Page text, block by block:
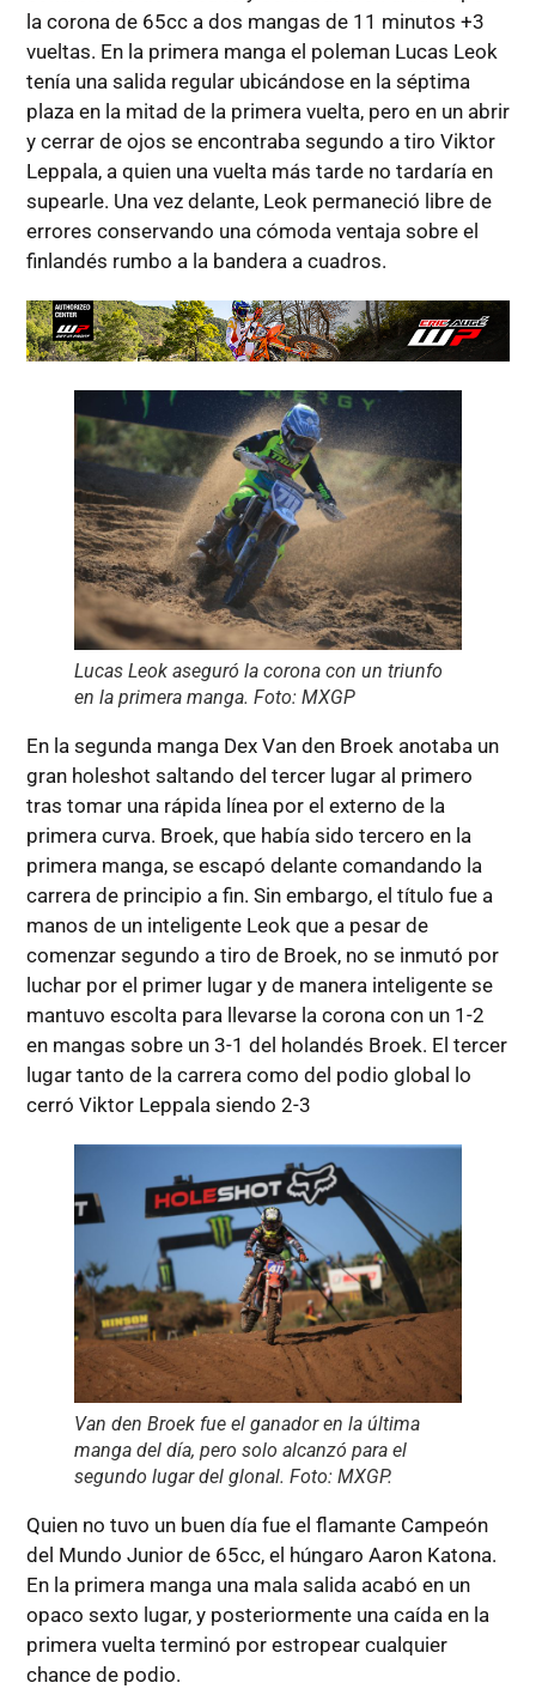
la corona de 65cc a dos mangas de 11 minutos +3
vueltas. En la primera manga el poleman Lucas Leok
tenía una salida regular ubicándose en la séptima
plaza en la mitad de la primera vuelta, pero en un abrir
y cerrar de ojos se encontraba segundo a tiro Viktor
Leppala, a quien una vuelta más tarde no tardaría en
supearle. Una vez delante, Leok permaneció libre de
errores conservando una cómoda ventaja sobre el
finlandés rumbo a la bandera a cuadros.
Lucas Leok aseguró la corona con un triunfo
en la primera manga. Foto: MXGP
En la segunda manga Dex Van den Broek anotaba un
gran holeshot saltando del tercer lugar al primero
tras tomar una rápida línea por el externo de la
primera curva. Broek, que había sido tercero en la
primera manga, se escapó delante comandando la
carrera de principio a fin. Sin embargo, el título fue a
manos de un inteligente Leok que a pesar de
comenzar segundo a tiro de Broek, no se inmutó por
luchar por el primer lugar y de manera inteligente se
mantuvo escolta para llevarse la corona con un 1-2
en mangas sobre un 3-1 del holandés Broek. El tercer
lugar tanto de la carrera como del podio global lo
cerró Viktor Leppala siendo 2-3
Van den Broek fue el ganador en la última
manga del día, pero solo alcanzó para el
segundo lugar del glonal. Foto: MXGP.
Quien no tuvo un buen día fue el flamante Campeón
del Mundo Junior de 65cc, el húngaro Aaron Katona.
En la primera manga una mala salida acabó en un
opaco sexto lugar, y posteriormente una caída en la
primera vuelta terminó por estropear cualquier
chance de podio.